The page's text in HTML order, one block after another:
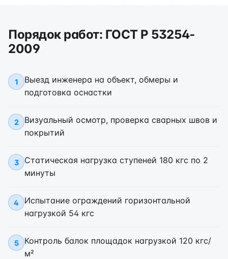
Порядок работ: ГОСТ Р 53254-
2009
1
Выезд инженера на объект, обмеры и
подготовка оснастки
2
Визуальный осмотр, проверка сварных швов и
покрытий
3
Статическая нагрузка ступеней 180 кгс по 2
минуты
4
Испытание ограждений горизонтальной
нагрузкой 54 кгс
5
Контроль балок площадок нагрузкой 120 кгс/
м²